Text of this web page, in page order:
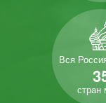
Вся
стран